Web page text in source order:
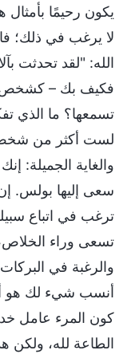
يكون رحيمًا
لا يرغب في ذلك؛
الله: "لقد تحدثت
فكيف بك – كشخص
تسمعها؟ ما الذي
لست أكثر من شخص
والغاية الجميلة:
سعى إليها بولس.
ترغب في اتباع
تسعى وراء
والرغبة في
أنسب شيء لك هو
كون المرء عامل
الطاعة لله، ولكن